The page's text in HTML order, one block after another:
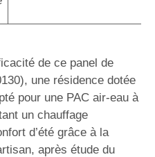
de ce panel de
une résidence dotée
pour une PAC air-eau à
un chauffage
d’été grâce à la
après étude du